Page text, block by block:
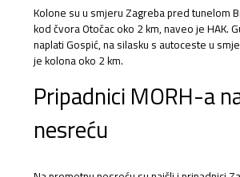
Kolone su u smjeru Zagreba pred tunelom
kod čvora Otočac oko 2 km, naveo je HAK.
naplati Gospić, na silasku s autoceste u
je kolona oko 2 km.
Pripadnici MORH-a
nesreću